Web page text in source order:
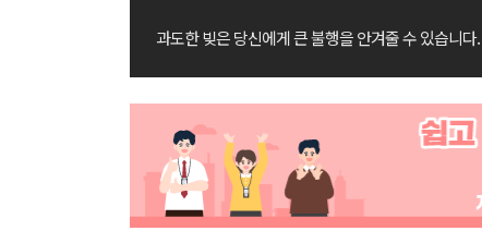
과도한 빚은 당신에게 큰 불행을 안겨줄 수 있습니다.